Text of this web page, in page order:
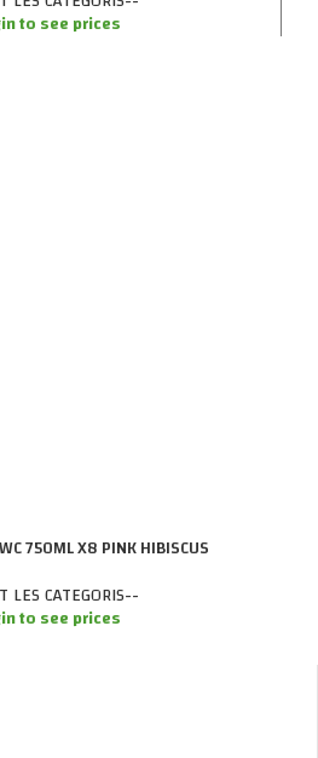
to see prices
750ML X8 PINK HIBISCUS
LES CATEGORIS--
to see prices